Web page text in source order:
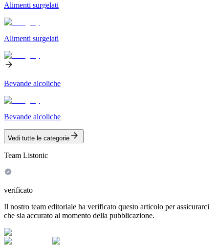
Alimenti surgelati
Alimenti surgelati
Bevande alcoliche
Bevande alcoliche
Vedi tutte le categorie
Team Listonic
verificato
Il nostro team editoriale ha verificato questo articolo per assicurarci
che sia accurato al momento della pubblicazione.